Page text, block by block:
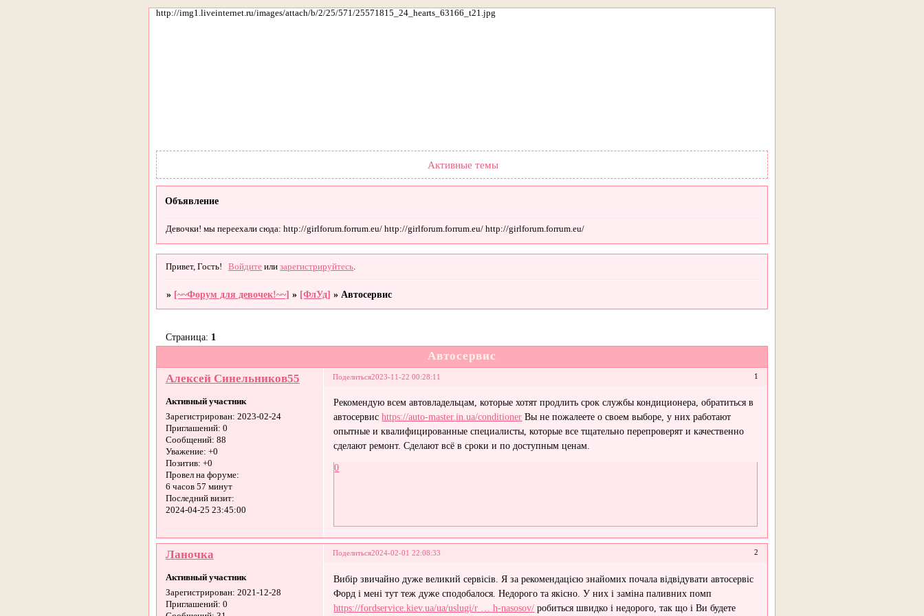
http://img1.liveinternet.ru/images/attach/b/2/25/571/25571815_24_hearts_63166_t21.jpg
Активные темы
Объявление
Девочки! мы переехали сюда: http://girlforum.forrum.eu/ http://girlforum.forrum.eu/ http://girlforum.forrum.eu/
Привет, Гость! Войдите илизарегистрируйтесь
» [~~Форум для девочек!~~] » [ФлУд] »Автосервис
Автосервис
Страница: 1
Поделиться 1
2023-11-22 00:28:11
Алексей Синельников55
Активный участник
Зарегистрирован: 2023-02-24
Приглашений: 0
Сообщений: 88
Уважение: +0
Позитив: +0
Провел на форуме:
6 часов 57 минут
Последний визит:
2024-04-25 23:45:00
Рекомендую всем автовладельцам, которые хотят продлить срок службы кондиционера, обратиться в
автосервисhttps://auto-master.in.ua/conditioner Вы не пожалеете о своем выборе, у них работают
опытные и квалифицированные специалисты, которые все тщательно перепроверят и качественно
сделают ремонт. Сделают всё в сроки и по доступным ценам.
0
Поделиться 2
2024-02-01 22:08:33
Ланочка
Активный участник
Зарегистрирован: 2021-12-28
Приглашений: 0
Вибір звичайно дуже великий сервісів. Я за рекомендацією знайомих почала відвідувати автосервіс
Форд і мені тут теж дуже сподобалося. Недорого та якісно. У них і заміна паливних помп
https://fordservice.kiev.ua/ua/uslugi/r … h-nasosov/ робиться швидко і недорого, так що і Ви будете